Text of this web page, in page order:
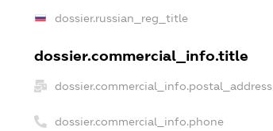
dossier.russian_reg_title
dossier.commercial_info.title
dossier.commercial_info.postal_address
dossier.commercial_info.phone